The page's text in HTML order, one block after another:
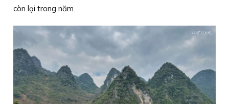
còn lại trong năm.